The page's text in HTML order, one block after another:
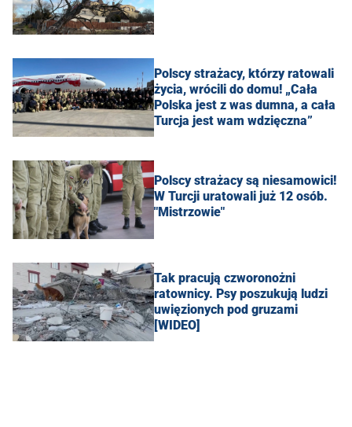
Polscy strażacy, którzy ratowali
życia, wrócili do domu! „Cała
Polska jest z was dumna, a cała
Turcja jest wam wdzięczna”
Polscy strażacy są niesamowici!
W Turcji uratowali już 12 osób.
"Mistrzowie"
Tak pracują czworonożni
ratownicy. Psy poszukują ludzi
uwięzionych pod gruzami
[WIDEO]